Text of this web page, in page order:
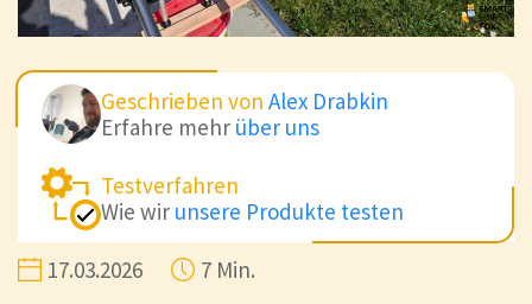
Geschrieben von Alex Drabkin
Erfahre mehr über uns
Testverfahren
Wie wir unsere Produkte testen
17.03.2026 7 Min.